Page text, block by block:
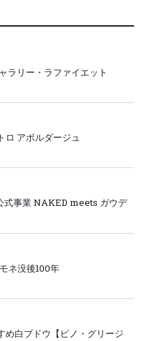
ラリー・ラファイエット
ロ アボルダージュ
式事業 NAKED meets ガウデ
ネ没後100年
め白ブドウ【ピノ・グリージ